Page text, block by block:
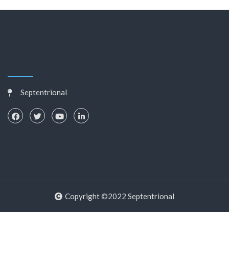
Septentrional
Copyright ©2022 Septentrional